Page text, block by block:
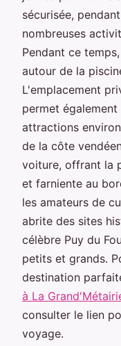
sécurisée,
nombreuses
Pendant ce
autour de la
L'emplacement
permet
attractions
de la côte
voiture, offrant la
et farniente au
les amateurs de
abrite des sites
célèbre Puy du
petits et grands.
destination
à La
consulter le lien
voyage.